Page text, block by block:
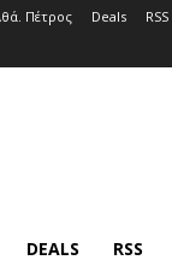
Πέτρος Deals RSS
DEALS RSS